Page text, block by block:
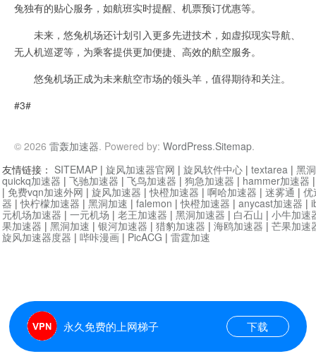
兔独有的贴心服务，如航班实时提醒、机票预订优惠等。
未来，悠兔机场还计划引入更多先进技术，如虚拟现实导航、
无人机巡逻等，为乘客提供更加便捷、高效的航空服务。
悠兔机场正成为未来航空市场的领头羊，值得期待和关注。
#3#
© 2026 雷轰加速器. Powered by: WordPress.Sitemap.
永久免费的上网梯子 下载
友情链接： SITEMAP | 旋风加速器官网 | 旋风软件中心 | textarea | 黑
quickq加速器 | 飞驰加速器 | 飞鸟加速器 | 狗急加速器 | hammer加速器
| 免费vqn加速外网 | 旋风加速器 |快橙加速器 | 啊哈加速器 | 迷雾通 | 优
器 |快柠檬加速器 | 黑洞加速 | falemon |快橙加速器 | anycast加速器 |
元机场加速器 | 一元机场 | 老王加速器 | 黑洞加速器 | 白石山 | 小牛加速
果加速器 | 黑洞加速 | 银河加速器 | 猎豹加速器 | 海鸥加速器 | 芒果加速
旋风加速器度器 | 哔咔漫画 | PicACG | 雷霆加速